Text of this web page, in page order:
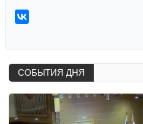
СОБЫТИЯ ДНЯ